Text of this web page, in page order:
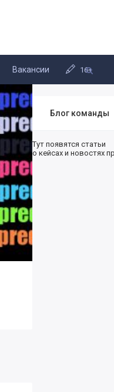
Вакансии 16+
Блог команды
Тут появятся статьи
о кейсах и новостях